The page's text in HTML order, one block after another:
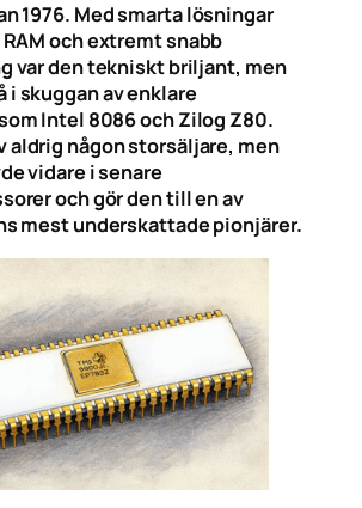
1976. Med smarta lösningar
och extremt snabb
var den tekniskt briljant, men
i skuggan av enklare
Intel 8086 och Zilog Z80.
aldrig någon storsäljare, men
vidare i senare
och gör den till en av
mest underskattade pionjärer.